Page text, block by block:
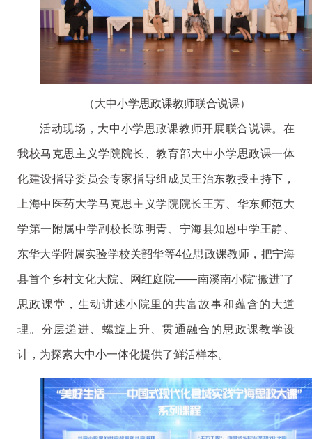
（大中小学思政课教师联合说课）
活动现场，大中小学思政课教师开展联合说课。在
我校马克思主义学院院长、教育部大中小学思政课一体
化建设指导委员会专家指导组成员王治东教授主持下，
上海中医药大学马克思主义学院院长王芳、华东师范大
学第一附属中学副校长陈明青、宁海县知恩中学王静、
东华大学附属实验学校关韶华等4位思政课教师，把宁海
县首个乡村文化大院、网红庭院——南溪南小院“搬进”了
思政课堂，生动讲述小院里的共富故事和蕴含的大道
理。分层递进、螺旋上升、贯通融合的思政课教学设
计，为探索大中小一体化提供了鲜活样本。